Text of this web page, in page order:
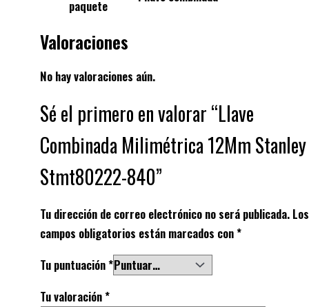
paquete
Valoraciones
No hay valoraciones aún.
Sé el primero en valorar “Llave
Combinada Milimétrica 12Mm Stanley
Stmt80222-840”
Tu dirección de correo electrónico no será publicada. Los
campos obligatorios están marcados con*
Tu puntuación*
Tu valoración*